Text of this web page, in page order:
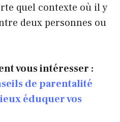
quel contexte où il y
deux personnes ou
vous intéresser :
de parentalité
éduquer vos